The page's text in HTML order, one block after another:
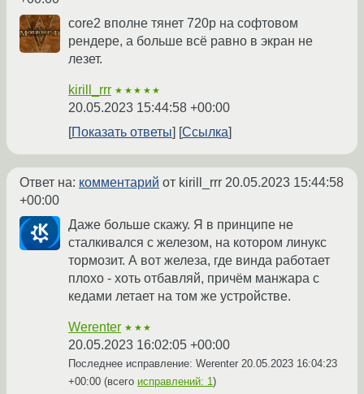
core2 вполне тянет 720р на софтовом
рендере, а больше всё равно в экран не
лезет.
kirill_rrr ★★★★★
20.05.2023 15:44:58 +00:00
Показать ответы
Ссылка
Ответ на: комментарий от kirill_rrr 20.05.2023 15:44:58
+00:00
Даже больше скажу. Я в принципе не
сталкивался с железом, на котором линукс
тормозит. А вот железа, где винда работает
плохо - хоть отбавляй, причём манжара с
кедами летает на том же устройстве.
Werenter ★★★
20.05.2023 16:02:05 +00:00
Последнее исправление: Werenter 20.05.2023 16:04:23
+00:00 (всего исправлений: 1 )